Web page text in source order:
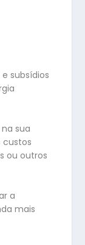
subsídios
sua
custos
ou outros
a
mais